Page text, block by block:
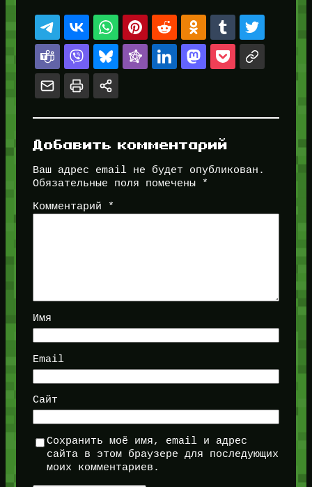
Добавить комментарий
Ваш адрес email не будет опубликован.
Обязательные поля помечены
*
Комментарий *
Имя
Email
Сайт
Сохранить моё имя, email и адрес
сайта в этом браузере для последующих
моих комментариев.